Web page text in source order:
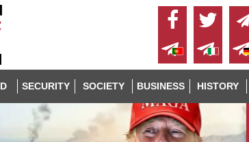
SECURITY SOCIETY BUSINESS HISTORY